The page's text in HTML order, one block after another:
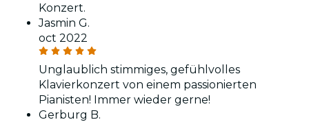
Konzert.
Jasmin G.
oct 2022
Unglaublich stimmiges, gefühlvolles
Klavierkonzert von einem passionierten
Pianisten! Immer wieder gerne!
Gerburg B.